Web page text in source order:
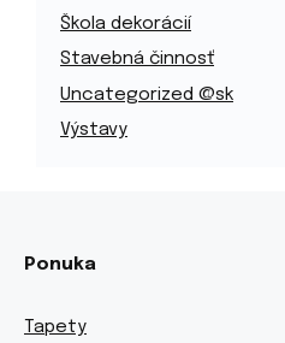
Škola dekorácií
Stavebná činnosť
Uncategorized @sk
Výstavy
Ponuka
Tapety